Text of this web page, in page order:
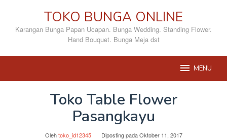
konten
TOKO BUNGA ONLINE
Karangan Bunga Papan Ucapan. Bunga Wedding. Standing Flower.
Hand Bouquet. Bunga Meja dst
MENU
Toko Table Flower
Pasangkayu
Olehtoko_id12345 Diposting padaOktober 11, 2017